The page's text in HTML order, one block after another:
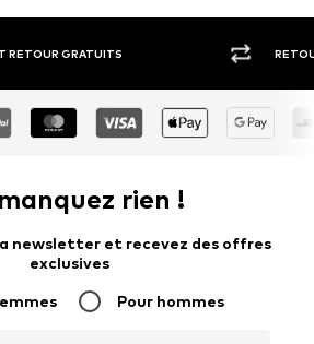
30 JOURS
rien !
newsletter et recevez des offres
exclusives
Pour hommes